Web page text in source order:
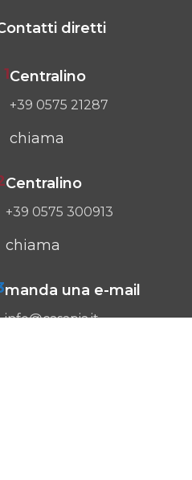
diretti
1Centralino
+39 0575 21287
chiama
Centralino
+39 0575 300913
chiama
manda una e-mail
info@casapia.it